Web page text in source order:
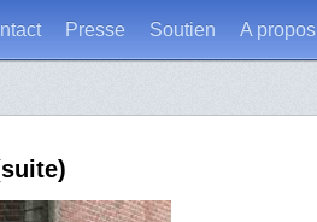
Presse Soutien A propos